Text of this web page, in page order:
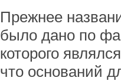
Прежнее
было дано по
которого
что оснований